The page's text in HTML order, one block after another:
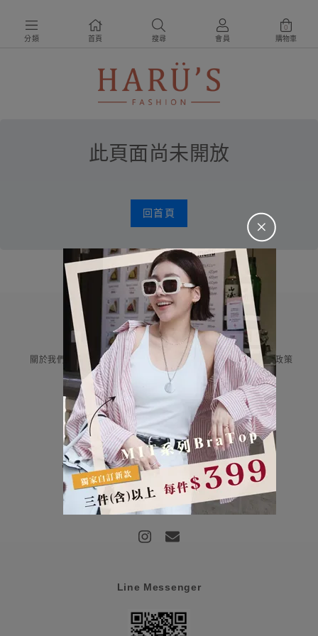
＋
分類 首頁 搜尋 會員 購物車
0
此頁面尚未開放
回首頁
Information
關於我們 付款與運送 售後服務 隱私權政策
Contact Us
評云有限公司 統編:85107159
營業時間：平日早上9:00-12:00/下午13:00-18:00
客服信箱：haru@haru-fashion.com
客服line：@doi0581j
Line Messenger